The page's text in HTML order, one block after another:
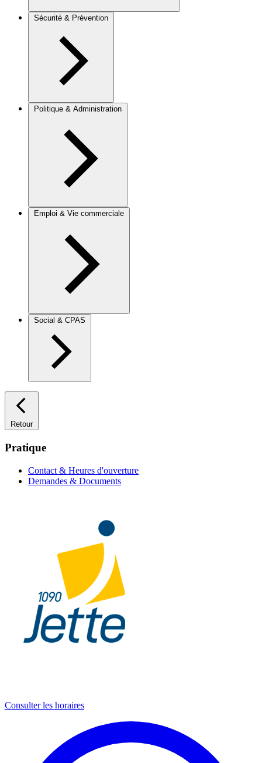
Sécurité & Prévention
Politique & Administration
Emploi & Vie commerciale
Social & CPAS
Retour
Pratique
Contact & Heures d'ouverture
Demandes & Documents
Consulter les horaires